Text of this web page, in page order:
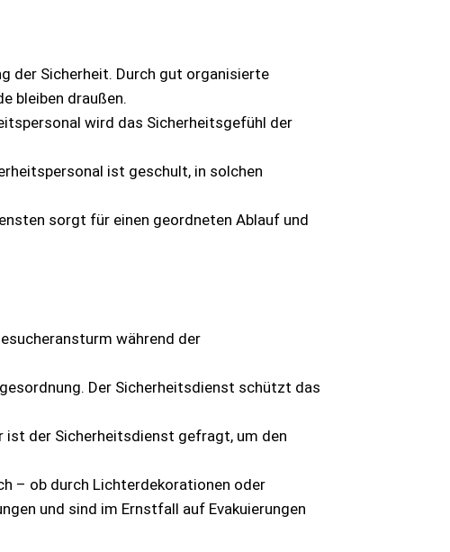
der Sicherheit. Durch gut organisierte
bleiben draußen.
wird das Sicherheitsgefühl der
ist geschult, in solchen
sorgt für einen geordneten Ablauf und
während der
Der Sicherheitsdienst schützt das
ist der Sicherheitsdienst gefragt, um den
– ob durch Lichterdekorationen oder
und sind im Ernstfall auf Evakuierungen